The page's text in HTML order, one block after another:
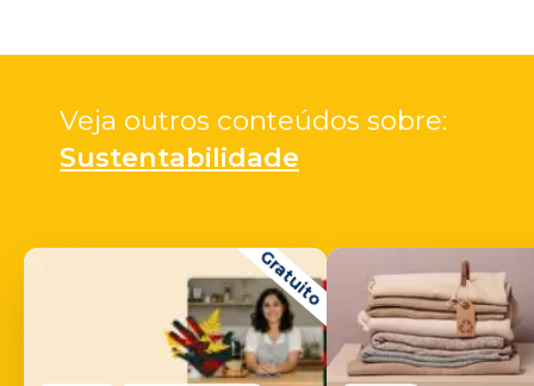
Sustentabilidade
Gratuito